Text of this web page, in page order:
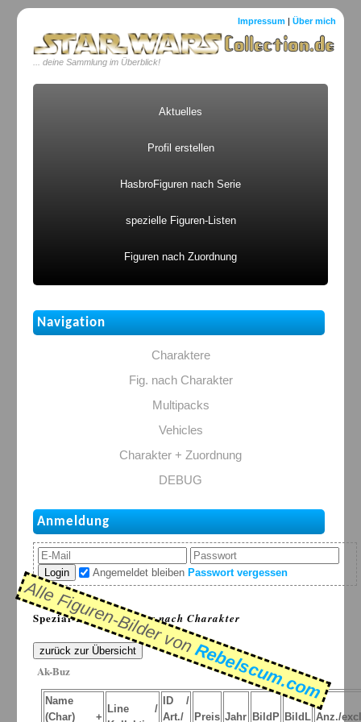
Impressum |Über mich
... deine Sammlung im Überblick!
Aktuelles
Profil erstellen
HasbroFiguren nach Serie
spezielle Figuren-Listen
Figuren nach Zuordnung
Navigation
Charaktere
Fig. nach Charakter
Multipacks
Vehicles
Charakter + Zuordnung
DEBUG
Anmeldung
Login Angemeldet bleiben Passwort vergessen
Spezial-Listen: >Figur nach Charakter
Alle Figuren-Bilder von
Rebelscum.com
zurück zur Übersicht
Ak-Buz
Name
(Char) +
Line /
ID /
Art./
Preis Jahr BildP BildL Anz./